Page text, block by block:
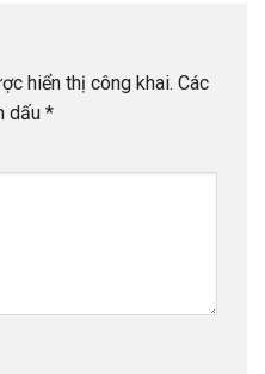
hiển thị công khai. Các
dấu *